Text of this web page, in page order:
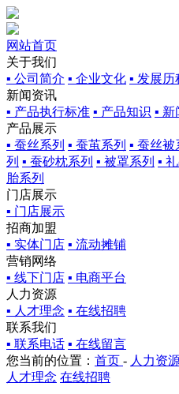
网站首页
关于我们
▪ 公司简介 ▪ 企业文化 ▪ 发展历
新闻资讯
▪ 产品执行标准 ▪ 产品知识 ▪
产品展示
▪ 蚕丝系列 ▪ 蚕茧系列 ▪ 蚕丝被
列 ▪ 蚕砂枕系列 ▪ 被罩系列 ▪
胎系列
门店展示
▪ 门店展示
招商加盟
▪ 实体门店 ▪ 流动摊铺
营销网络
▪ 线下门店 ▪ 电商平台
人力资源
▪ 人才理念 ▪ 在线招聘
联系我们
▪ 联系电话 ▪ 在线留言
您当前的位置： 首页 - 人力资
人才理念 在线招聘